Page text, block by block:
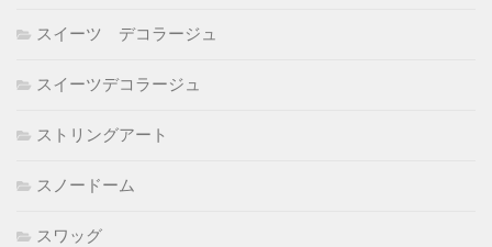
スイーツ デコラージュ
スイーツデコラージュ
ストリングアート
スノードーム
スワッグ